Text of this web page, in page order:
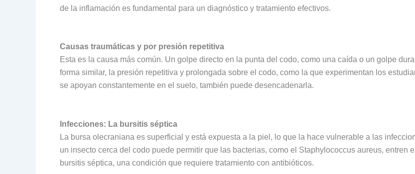
de la inflamación es fundamental para un diagnóstico y tratamiento efectivos.
Causas traumáticas y por presión repetitiva
Esta es la causa más común. Un golpe directo en la punta del codo, como una caída o un golpe
forma similar, la presión repetitiva y prolongada sobre el codo, como la que experimentan los
se apoyan constantemente en el suelo, también puede desencadenarla.
Infecciones: La bursitis séptica
La bursa olecraniana es superficial y está expuesta a la piel, lo que la hace vulnerable a las
un insecto cerca del codo puede permitir que las bacterias, como el Staphylococcus aureus, entren
bursitis séptica, una condición que requiere tratamiento con antibióticos.